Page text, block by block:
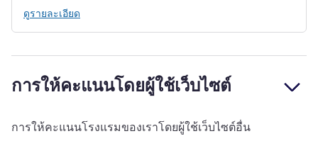
ดูรายละเอียด
การให้คะแนนโดยผู้ใช้เว็บไซต์
การให้คะแนนโรงแรมของเราโดยผู้ใช้เว็บไซต์อื่น